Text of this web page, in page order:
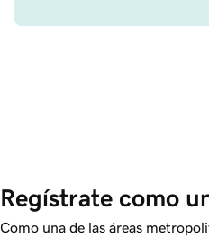
Regístrate como
Como una de las áreas